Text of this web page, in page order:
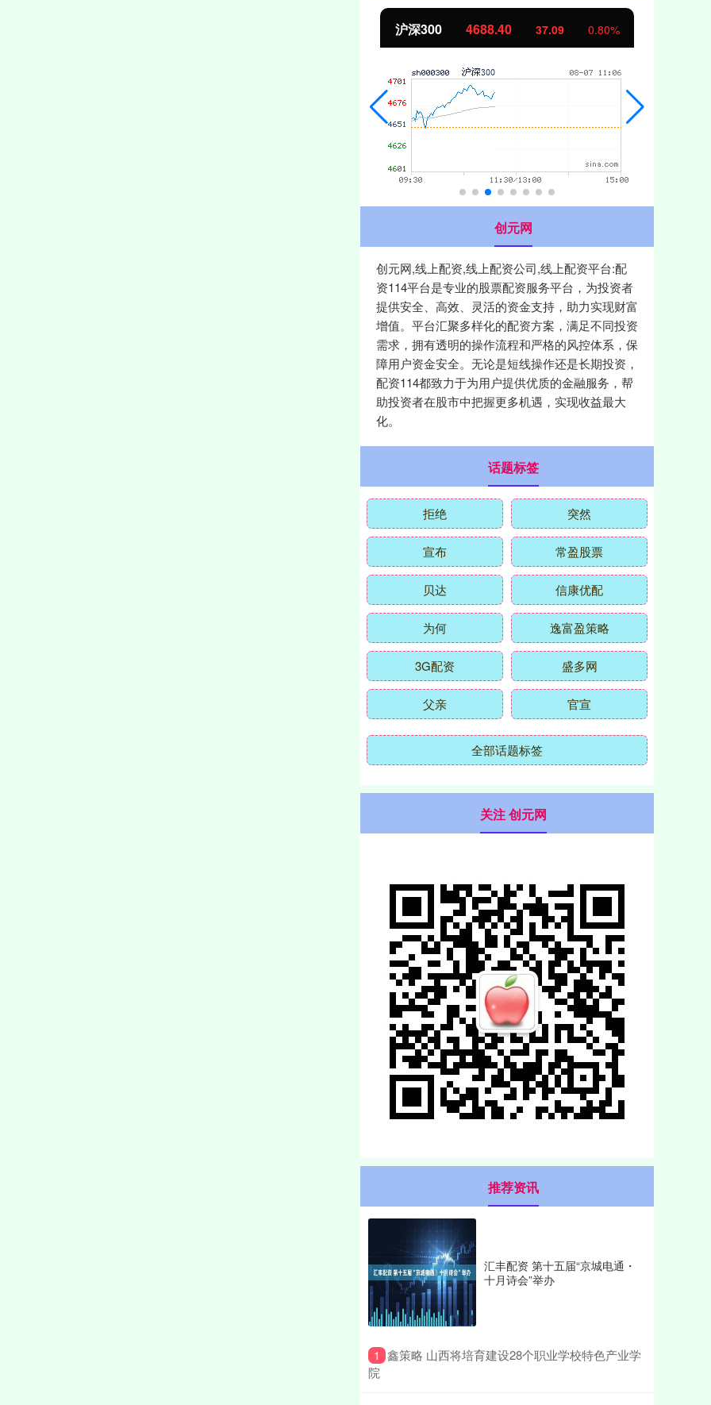
北证50 1123.46 0.58 0.05%
创元网
创元网,线上配资,线上配资公司,线上配资平台:配
资114平台是专业的股票配资服务平台，为投资者
提供安全、高效、灵活的资金支持，助力实现财富
增值。平台汇聚多样化的配资方案，满足不同投资
需求，拥有透明的操作流程和严格的风控体系，保
障用户资金安全。无论是短线操作还是长期投资，
配资114都致力于为用户提供优质的金融服务，帮
助投资者在股市中把握更多机遇，实现收益最大
化。
话题标签
拒绝 突然
宣布 常盈股票
贝达 信康优配
为何 逸富盈策略
3G配资 盛多网
父亲 官宣
全部话题标签
关注 创元网
推荐资讯
汇丰配资 第十五届“京城电通・
十月诗会”举办
1 ​鑫策略 山西将培育建设28个职业学校特色产业学
院